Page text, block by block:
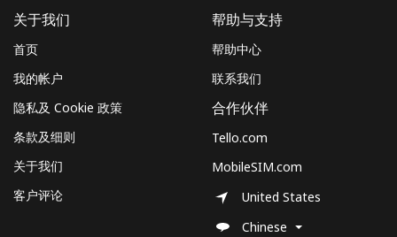
关于我们
首页
我的帐户
隐私及 Cookie 政策
条款及细则
关于我们
客户评论
帮助与支持
帮助中心
联系我们
合作伙伴
Tello.com
MobileSIM.com
United States
Chinese